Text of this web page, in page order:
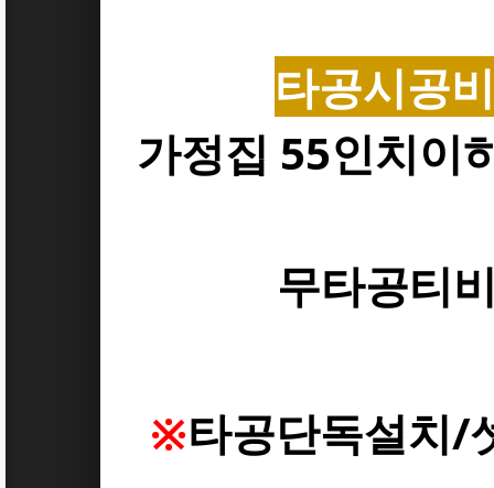
타공시공
가정집 55인치이
무타공티
※타공단독설치/